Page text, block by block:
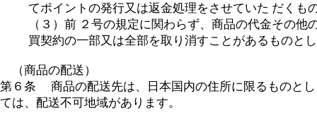
てポイントの発行又は返金処理をさせていた だくも
（３）前 ２号の規定に関わらず、商品の代金その
買契約の一部又は全部を取り消すことがあるものと
（商品の配送）
第６条 商品の配送先は、日本国内の住所に限るものと
ては、配送不可地域があります。